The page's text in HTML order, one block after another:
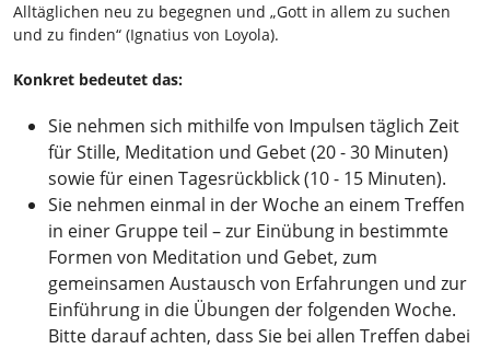
Alltäglichen neu zu begegnen und „Gott in allem zu suchen
und zu finden“ (Ignatius von Loyola).
Konkret bedeutet das:
Sie nehmen sich mithilfe von Impulsen täglich Zeit
für Stille, Meditation und Gebet (20 - 30 Minuten)
sowie für einen Tagesrückblick (10 - 15 Minuten).
Sie nehmen einmal in der Woche an einem Treffen
in einer Gruppe teil – zur Einübung in bestimmte
Formen von Meditation und Gebet, zum
gemeinsamen Austausch von Erfahrungen und zur
Einführung in die Übungen der folgenden Woche.
Bitte darauf achten, dass Sie bei allen Treffen dabei